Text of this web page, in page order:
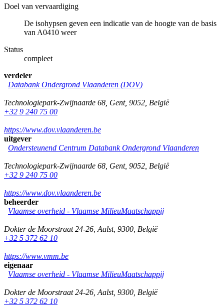
Doel van vervaardiging
De isohypsen geven een indicatie van de hoogte van de basis
van A0410 weer
Status
compleet
verdeler
Databank Ondergrond Vlaanderen (DOV)
Technologiepark-Zwijnaarde 68 Gent, 9052 België
+32 9 240 75 00
https://www.dov.vlaanderen.be
uitgever
Ondersteunend Centrum Databank Ondergrond Vlaanderen
Technologiepark-Zwijnaarde 68 Gent, 9052 België
+32 9 240 75 00
https://www.dov.vlaanderen.be
beheerder
Vlaamse overheid - Vlaamse MilieuMaatschappij
Dokter de Moorstraat 24-26 Aalst, 9300 België
+32 5 372 62 10
https://www.vmm.be
eigenaar
Vlaamse overheid - Vlaamse MilieuMaatschappij
Dokter de Moorstraat 24-26 Aalst, 9300 België
+32 5 372 62 10